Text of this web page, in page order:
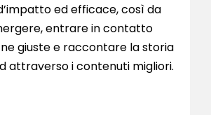
ed efficace, così da
entrare in contatto
giuste e raccontare la storia
attraverso i contenuti migliori.